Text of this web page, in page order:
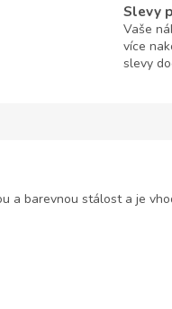
Slevy
Vaše
více
slevy
a barevnou stálost a je